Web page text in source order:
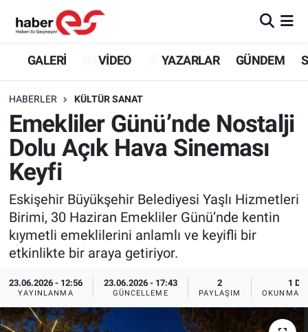
GALERİ VİDEO YAZARLAR GÜNDEM
HABERLER KÜLTÜR SANAT
Emekliler Günü’nde Nostalji
Dolu Açık Hava Sineması
Keyfi
Eskişehir Büyükşehir Belediyesi Yaşlı Hizmetleri
Birimi, 30 Haziran Emekliler Günü’nde kentin
kıymetli emeklilerini anlamlı ve keyifli bir
etkinlikte bir araya getiriyor.
23.06.2026 - 12:56
YAYINLANMA
23.06.2026 - 17:43
GÜNCELLEME
2
PAYLAŞIM
1 DK
OKUNMA
GALERİ
YAZARLAR
GÜNDEM
SİYASET
TEKNOLOJİ
EKONOMİ
SPOR
Eskişehir Nöbetçi Eczaneler
Eskişehir Trafik Yoğunluk Haritası
Süper Lig Puan Durumu ve Fikstür
Tüm Manşetler
Son Dakika Haberleri
Haber Arşivi